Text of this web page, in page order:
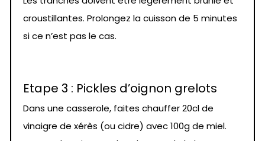
croustillantes. Prolongez la cuisson de 5 minutes
si ce n’est pas le cas.
Etape 3 : Pickles d’oignon grelots
Dans une casserole, faites chauffer 20cl de
vinaigre de xérès (ou cidre) avec 100g de miel.